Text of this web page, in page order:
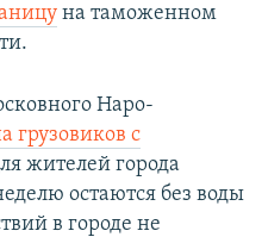
на таможенном
Наро-
грузовиков с
жителей города
остаются без воды
в городе не